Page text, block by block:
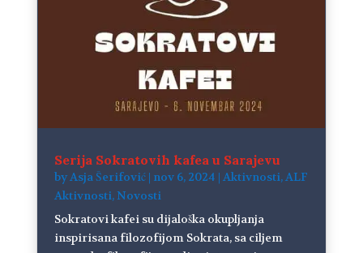
Serija Sokratovih kafea u Sarajevu
byAsja Šerifović| nov 6, 2024 | Aktivnosti,ALF
Aktivnosti, Novosti
Sokratovi kafei su dijaloška okupljanja
inspirisana filozofijom Sokrata, sa ciljem